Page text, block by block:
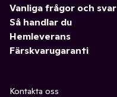
Vanliga frågor och svar
Så handlar du
Hemleverans
Färskvarugaranti
Kontakta oss